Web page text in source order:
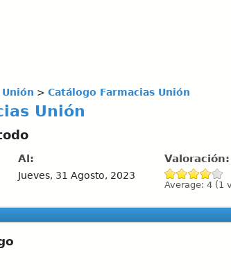
Unión > Catálogo Farmacias Unión
Unión
Al:
Jueves, 31 Agosto, 2023
Average: 4 (1